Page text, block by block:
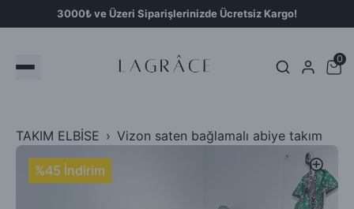
3000₺ ve Üzeri Siparişlerinizde Ücretsiz Kargo!
0
TAKIM ELBİSE Vizon saten bağlamalı abiye takım
%45 İndirim